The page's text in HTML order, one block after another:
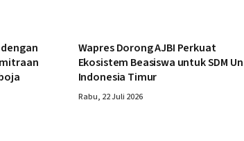
Wapres Dorong AJBI Perkuat
Ekosistem Beasiswa untuk SDM
Indonesia Timur
Rabu, 22 Juli 2026